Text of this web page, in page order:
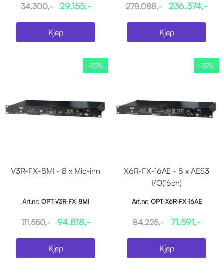
34.300,- 29.155,-
Kjøp
278.088,- 236.374,-
Kjøp
-15%
V3R-FX-8MI - 8 x Mic-inn
Art.nr: OPT-V3R-FX-8MI
111.550,- 94.818,-
Kjøp
-15%
X6R-FX-16AE - 8 x AES3
I/O(16ch)
Art.nr: OPT-X6R-FX-16AE
84.225,- 71.591,-
Kjøp